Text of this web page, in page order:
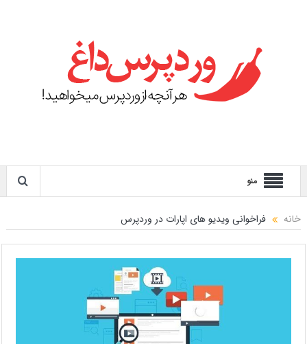
منو
خانه فراخوانی ویدیو های اپارات در وردپرس